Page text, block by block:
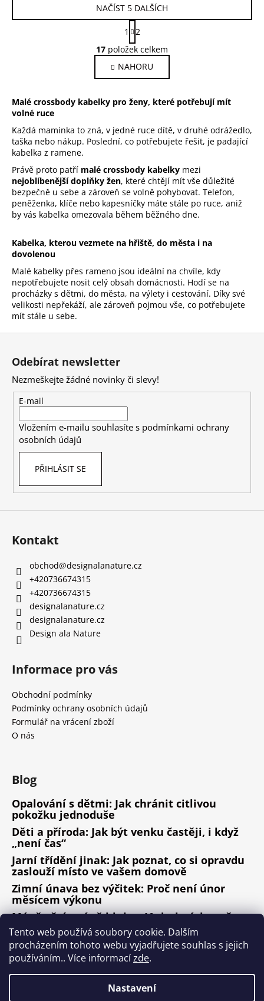
Tento web používá soubory cookie. Dalším
procházením tohoto webu vyjadřujete souhlas s jejich
používáním.. Více informacízde.
Nastavení
O
v
l
á
d
a
í
p
v
k
y
v
p
i
u
NAČÍST 5 DALŠÍCH
S
t
r
á
n
k
v
n
í
1
2
17 položek celkem
NAHORU
Malé crossbody kabelky pro ženy, které potřebují mít
volné ruce
Každá maminka to zná, v jedné ruce dítě, v druhé odrážedlo,
taška nebo nákup. Poslední, co potřebujete řešit, je padající
kabelka z ramene.
Právě proto patří malé crossbody kabelky mezi
nejoblíbenější doplňky žen, které chtějí mít vše důležité
bezpečně u sebe a zároveň se volně pohybovat. Telefon,
peněženka, klíče nebo kapesníčky máte stále po ruce, aniž
by vás kabelka omezovala během běžného dne.
Kabelka, kterou vezmete na hřiště, do města i na
dovolenou
Malé kabelky přes rameno jsou ideální na chvíle, kdy
nepotřebujete nosit celý obsah domácnosti. Hodí se na
procházky s dětmi, do města, na výlety i cestování. Díky své
velikosti nepřekáží, ale zároveň pojmou vše, co potřebujete
mít stále u sebe.
Odebírat newsletter
Nezmeškejte žádné novinky či slevy!
E-mail
Vložením e-mailu souhlasíte s podmínkami ochrany
osobních údajů
PŘIHLÁSIT SE
Kontakt
obchod@designalanature.cz
+420736674315
+420736674315
designalanature.cz
designalanature.cz
Design ala Nature
Informace pro vás
Obchodní podmínky
Podmínky ochrany osobních údajů
Formulář na vrácení zboží
O nás
Blog
Opalování s dětmi: Jak chránit citlivou
pokožku jednoduše
Děti a příroda: Jak být venku častěji, i když
„není čas“
Jarní třídění jinak: Jak poznat, co si opravdu
zaslouží místo ve vašem domově
Zimní únava bez výčitek: Proč není únor
měsícem výkonu
Méně věcí, méně hluku: 10 drobných změn,
které fungují
ARCHIV